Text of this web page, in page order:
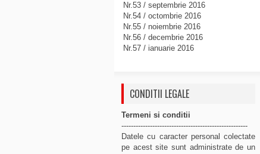
Nr.53 / septembrie 2016
Nr.54 / octombrie 2016
Nr.55 / noiembrie 2016
Nr.56 / decembrie 2016
Nr.57 / ianuarie 2016
CONDITII LEGALE
Termeni si conditii
-----------------------------------------------------
Datele cu caracter personal colectate
pe acest site sunt administrate de un